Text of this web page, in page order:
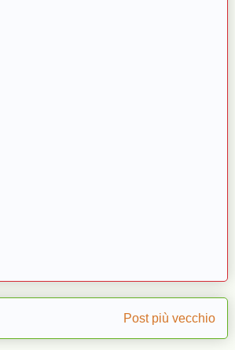
Post più vecchio